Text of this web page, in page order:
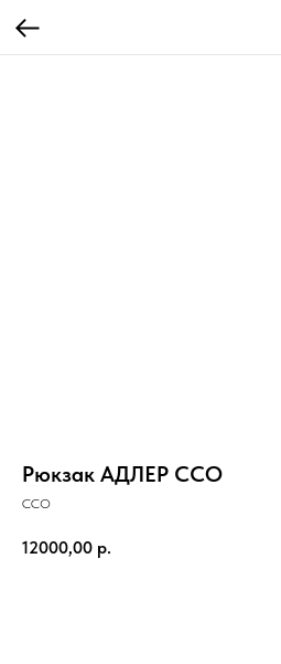
Рюкзак АДЛЕР ССО
ССО
12000,00 р.